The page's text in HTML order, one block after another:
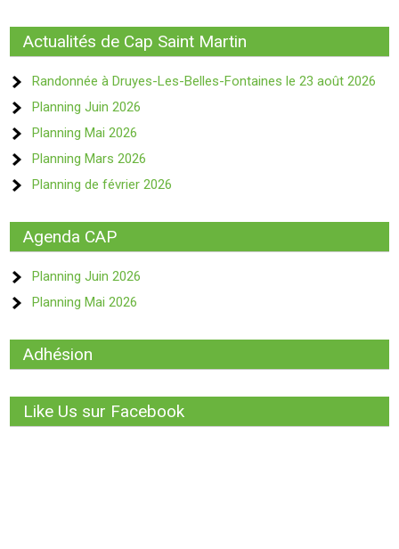
Actualités de Cap Saint Martin
Randonnée à Druyes-Les-Belles-Fontaines le 23 août 2026
Planning Juin 2026
Planning Mai 2026
Planning Mars 2026
Planning de février 2026
Agenda CAP
Planning Juin 2026
Planning Mai 2026
Adhésion
Like Us sur Facebook